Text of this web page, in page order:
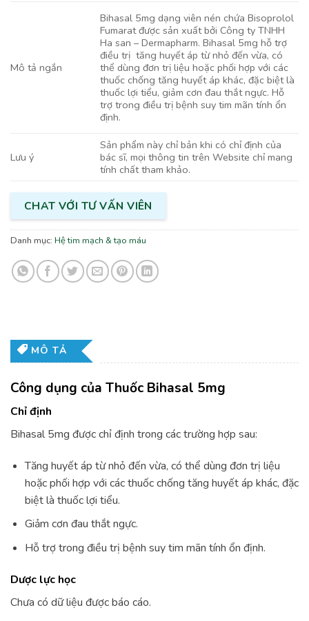
Mô tả ngắn
Bihasal 5mg dạng viên nén chứa Bisoprolol
Fumarat được sản xuất bởi Công ty TNHH
Ha san – Dermapharm. Bihasal 5mg hỗ trợ
điều trị tăng huyết áp từ nhỏ đến vừa, có
thể dùng đơn trị liệu hoặc phối hợp với các
thuốc chống tăng huyết áp khác, đặc biệt là
thuốc lợi tiểu, giảm cơn đau thắt ngực. Hỗ
trợ trong điều trị bệnh suy tim mãn tính ổn
định.
Lưu ý
Sản phẩm này chỉ bản khi có chỉ định của
bác sĩ, mọi thông tin trên Website chỉ mang
tính chất tham khảo.
CHAT VỚI TƯ VẤN VIÊN
Danh mục: Hệ tim mạch & tạo máu
MÔ TẢ
Công dụng của Thuốc Bihasal 5mg
Chỉ định
Bihasal 5mg được chỉ định trong các trường hợp sau:
Tăng huyết áp từ nhỏ đến vừa, có thể dùng đơn trị liệu
hoặc phối hợp với các thuốc chống tăng huyết áp khác, đặc
biệt là thuốc lợi tiểu.
Giảm cơn đau thắt ngực.
Hỗ trợ trong điều trị bệnh suy tim mãn tính ổn định.
Dược lực học
Chưa có dữ liệu được báo cáo.